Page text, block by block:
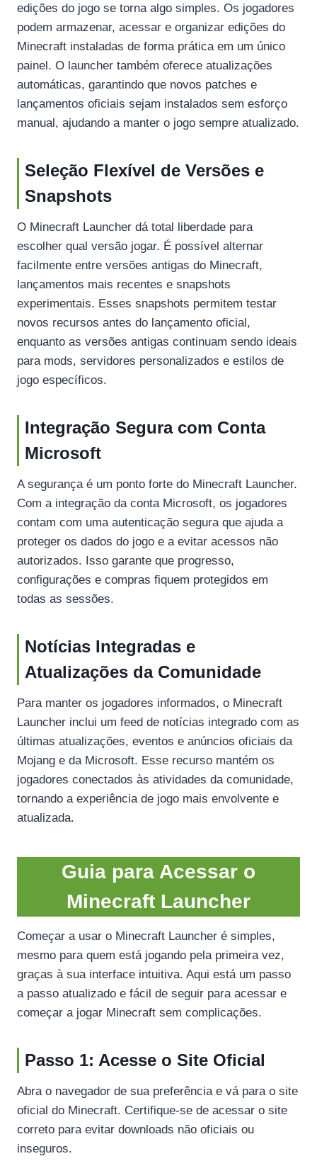
edições do jogo se torna algo simples. Os jogadores
podem armazenar, acessar e organizar edições do
Minecraft instaladas de forma prática em um único
painel. O launcher também oferece atualizações
automáticas, garantindo que novos patches e
lançamentos oficiais sejam instalados sem esforço
manual, ajudando a manter o jogo sempre atualizado.
Seleção Flexível de Versões e
Snapshots
O Minecraft Launcher dá total liberdade para
escolher qual versão jogar. É possível alternar
facilmente entre versões antigas do Minecraft,
lançamentos mais recentes e snapshots
experimentais. Esses snapshots permitem testar
novos recursos antes do lançamento oficial,
enquanto as versões antigas continuam sendo ideais
para mods, servidores personalizados e estilos de
jogo específicos.
Integração Segura com Conta
Microsoft
A segurança é um ponto forte do Minecraft Launcher.
Com a integração da conta Microsoft, os jogadores
contam com uma autenticação segura que ajuda a
proteger os dados do jogo e a evitar acessos não
autorizados. Isso garante que progresso,
configurações e compras fiquem protegidos em
todas as sessões.
Notícias Integradas e
Atualizações da Comunidade
Para manter os jogadores informados, o Minecraft
Launcher inclui um feed de notícias integrado com as
últimas atualizações, eventos e anúncios oficiais da
Mojang e da Microsoft. Esse recurso mantém os
jogadores conectados às atividades da comunidade,
tornando a experiência de jogo mais envolvente e
atualizada.
Guia para Acessar o
Minecraft Launcher
Começar a usar o Minecraft Launcher é simples,
mesmo para quem está jogando pela primeira vez,
graças à sua interface intuitiva. Aqui está um passo
a passo atualizado e fácil de seguir para acessar e
começar a jogar Minecraft sem complicações.
Passo 1: Acesse o Site Oficial
Abra o navegador de sua preferência e vá para o site
oficial do Minecraft. Certifique-se de acessar o site
correto para evitar downloads não oficiais ou
inseguros.